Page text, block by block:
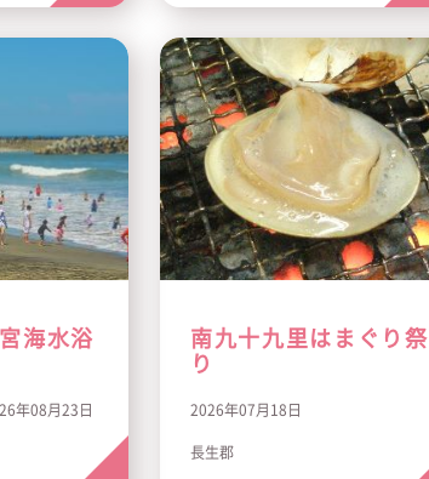
海水浴
年08月23日
南九十九里はまぐり祭
り
2026年07月18日
長生郡